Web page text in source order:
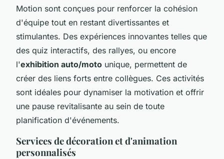
Motion sont conçues pour renforcer la cohésion
d'équipe tout en restant divertissantes et
stimulantes. Des expériences innovantes telles que
des quiz interactifs, des rallyes, ou encore
l'exhibition auto/moto unique, permettent de
créer des liens forts entre collègues. Ces activités
sont idéales pour dynamiser la motivation et offrir
une pause revitalisante au sein de toute
planification d'événements.
Services de décoration et d'animation
personnalisés